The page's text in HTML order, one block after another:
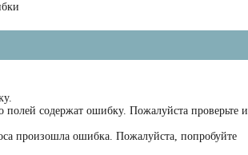
полей содержат ошибку. Пожалуйста проверьте и
произошла ошибка. Пожалуйста, попробуйте